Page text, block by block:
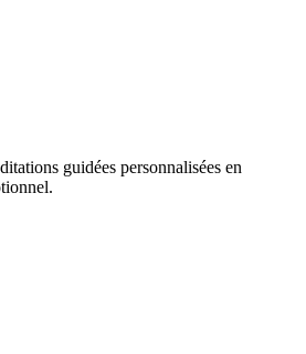
guidées personnalisées en